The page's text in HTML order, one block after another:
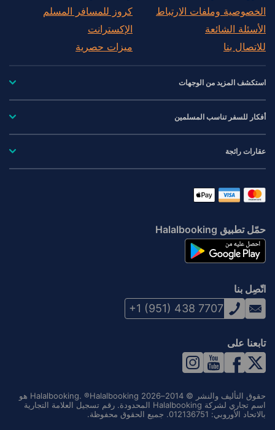
الخصوصية وملفات الارتباط
الأسئلة الشائعة
للاتصال بنا
كروز للمسافر المسلم
الإكسترانت
ميزات حصرية
استكشف المزيد من الوجهات
أفكار للسفر تناسب المسلمين
عقارات رائجة
حمّل تطبيق Halalbooking
اتّصِل بنا
+1 (951) 438 7707
تابعنا على
حقوق التأليف والنشر © 2014–2026 Halalbooking. ®Halalbooking هو
اسم تجاري لشركة Halalbooking المحدودة. رقم تسجيل العلامة التجارية
بالاتحاد الأوروبي: 012136751. جميع الحقوق محفوظة.